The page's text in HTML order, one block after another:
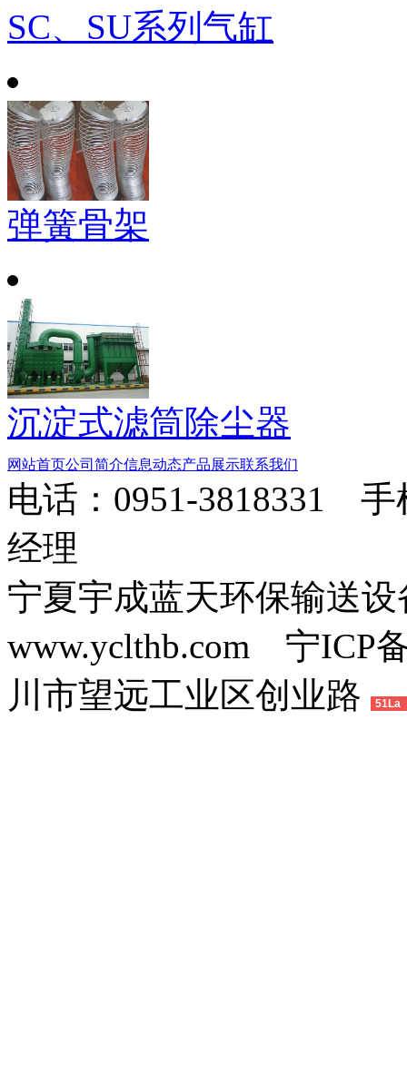
SC、SU系列气缸
弹簧骨架
沉淀式滤筒除尘器
网站首页公司简介信息动态产品展示联系我们
电话：0951-3818331 手
经理
宁夏宇成蓝天环保输送
www.yclthb.com 宁ICP
川市望远工业区创业路
51La